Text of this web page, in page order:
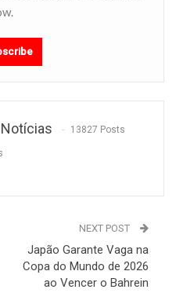
13827 Posts
NEXT POST
Japão Garante Vaga na
Copa do Mundo de 2026
ao Vencer o Bahrein